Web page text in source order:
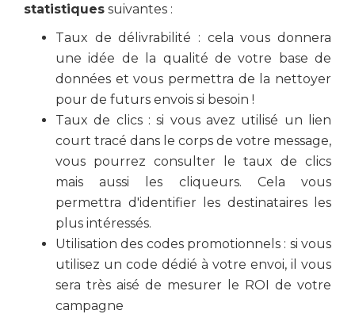
statistiques suivantes :
Taux de délivrabilité : cela vous donnera
une idée de la qualité de votre base de
données et vous permettra de la nettoyer
pour de futurs envois si besoin !
Taux de clics : si vous avez utilisé un lien
court tracé dans le corps de votre message,
vous pourrez consulter le taux de clics
mais aussi les cliqueurs. Cela vous
permettra d'identifier les destinataires les
plus intéressés.
Utilisation des codes promotionnels : si vous
utilisez un code dédié à votre envoi, il vous
sera très aisé de mesurer le ROI de votre
campagne